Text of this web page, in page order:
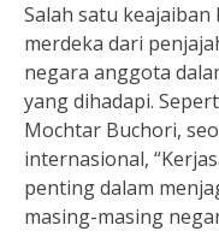
Salah satu keajaiban
merdeka dari
negara anggota
yang dihadapi.
Mochtar Buchori,
internasional,
penting dalam
masing-masing